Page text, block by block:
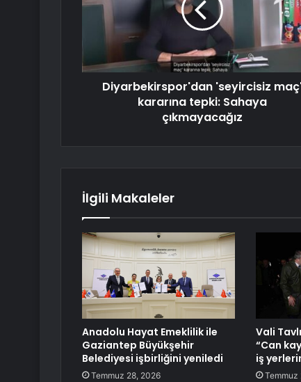
Diyarbekirspor'dan 'seyircisiz
kararına tepki: Sahaya
çıkmayacağız
İlgili Makaleler
Anadolu Hayat Emeklilik ile
Gaziantep Büyükşehir
Belediyesi işbirliğini yeniledi
Temmuz 28, 2026
Vali
“Can
iş
Temmuz